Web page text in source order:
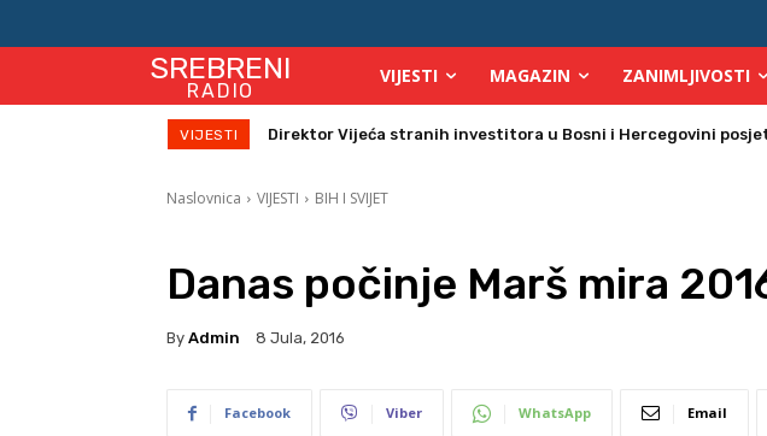
SREBRENI
RADIO
VIJESTI MAGAZIN ZANIMLJIVOSTI
VIJESTI Zbog velikih vrućina povećan broj požara u TK
Naslovnica VIJESTI BIH I SVIJET
Danas počinje Marš mira
By Admin 8 Jula, 2016
Facebook Viber WhatsApp Email